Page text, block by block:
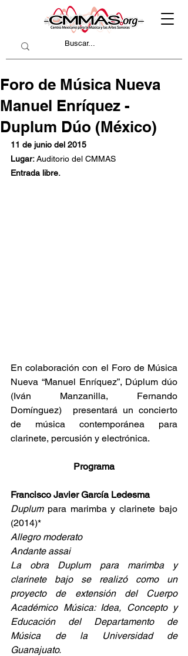
Foro de Música Nueva
Manuel Enríquez -
Duplum Dúo (México)
11 de junio del 2015
Lugar: Auditorio del CMMAS
Entrada libre.
En colaboración con el Foro de Música
Nueva “Manuel Enríquez”, Dúplum dúo
(Iván Manzanilla, Fernando
Domínguez)  presentará un concierto
de música contemporánea para
clarinete, percusión y electrónica.
Programa
Francisco Javier García Ledesma
Duplum para marimba y clarinete bajo
(2014)*
Allegro moderato
Andante assai
La obra Duplum para marimba y
clarinete bajo se realizó como un
proyecto de extensión del Cuerpo
Académico Música: Idea, Concepto y
Educación del Departamento de
Música de la Universidad de
Guanajuato.